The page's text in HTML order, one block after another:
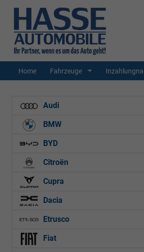
Home Fahrzeuge
Audi
BMW
BYD
Citroën
Cupra
Dacia
Etrusco
Fiat